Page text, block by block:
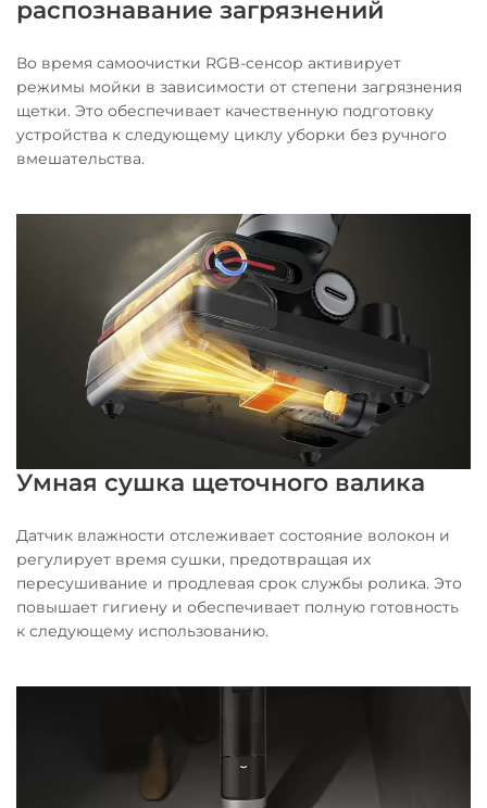
распознавание загрязнений
Во время самоочистки RGB-сенсор активирует
режимы мойки в зависимости от степени загрязнения
щетки. Это обеспечивает качественную подготовку
устройства к следующему циклу уборки без ручного
вмешательства.
Умная сушка щеточного валика
Датчик влажности отслеживает состояние волокон и
регулирует время сушки, предотвращая их
пересушивание и продлевая срок службы ролика. Это
повышает гигиену и обеспечивает полную готовность
к следующему использованию.